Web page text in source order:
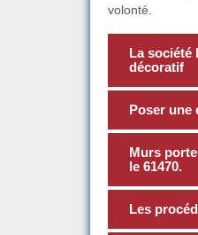
volonté.
La société
décoratif
Poser une
Murs
le 61470.
Les